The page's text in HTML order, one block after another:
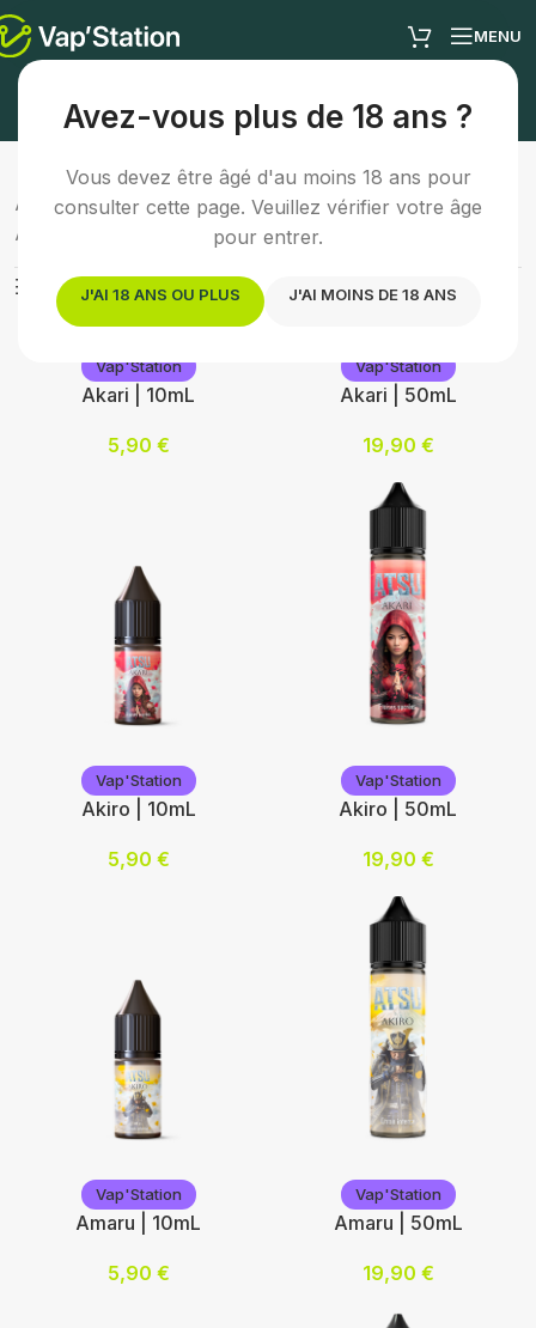
Avez-vous plus de 18 ans ?
Vous devez être âgé d'au moins 18 ans pour
consulter cette page. Veuillez vérifier votre âge
pour entrer.
J'AI 18 ANS OU PLUS J'AI MOINS DE 18 ANS
MENU
E-liquide fruité
Accueil/E-liquides/E-liquide fruité
Affichage de 1–24 sur 224 résultats
Afficher les filtres
Vap'Station
Akari | 10mL
5,90 €
Vap'Station
Nicotine (mg/mL) :
Choix des options
Vap'Station
Akari | 50mL
19,90 €
Vap'Station
Ajouter au panier
Vap'Station
Akiro | 10mL
5,90 €
Vap'Station
Nicotine (mg/mL) :
Vap'Station
Akiro | 50mL
19,90 €
Vap'Station
Ajouter au panier
Vap'Station
Amaru | 10mL
5,90 €
Vap'Station
Amaru | 50mL
19,90 €